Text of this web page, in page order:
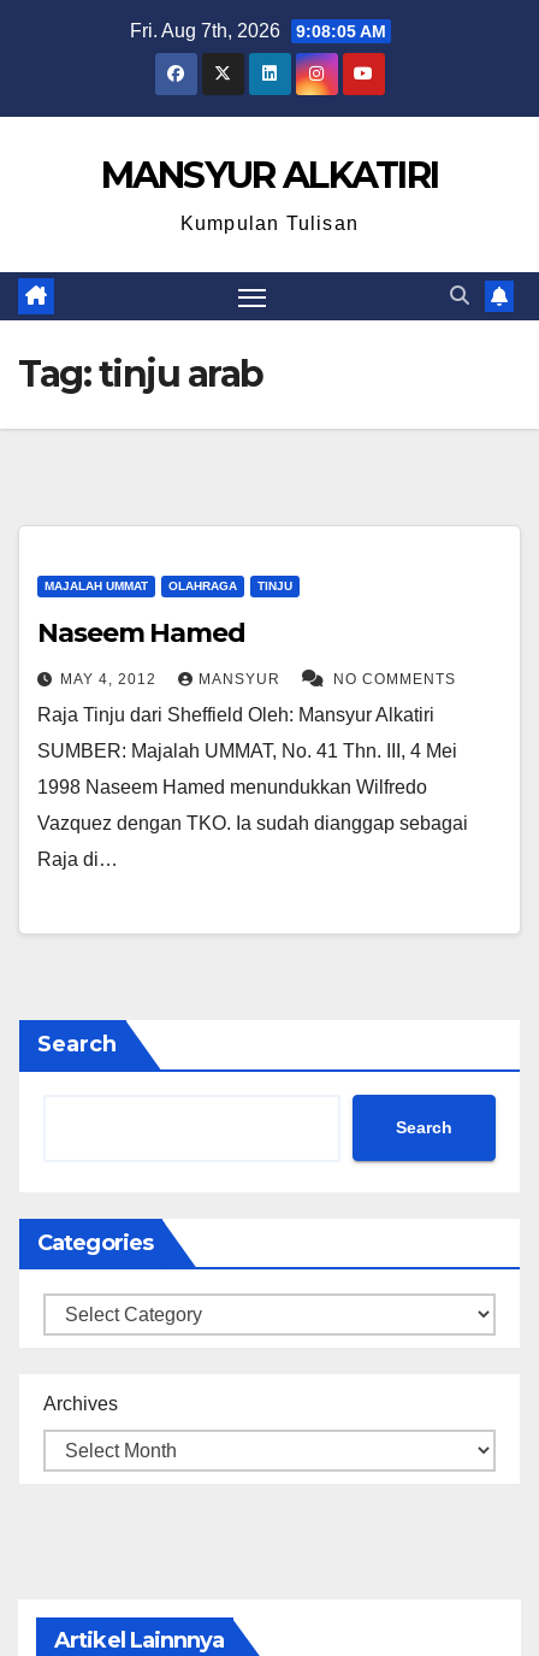
Fri. Aug 7th, 2026 9:08:05 AM
MANSYUR ALKATIRI
Kumpulan Tulisan
Tag:tinju arab
MAJALAH UMMAT OLAHRAGA TINJU
Naseem Hamed
MAY 4, 2012 MANSYUR NO COMMENTS
Raja Tinju dari Sheffield Oleh: Mansyur Alkatiri
SUMBER: Majalah UMMAT, No. 41 Thn. III, 4 Mei
1998 Naseem Hamed menundukkan Wilfredo
Vazquez dengan TKO. Ia sudah dianggap sebagai
Raja di…
Search
Search
Categories
Categories
Archives
Artikel Lainnnya